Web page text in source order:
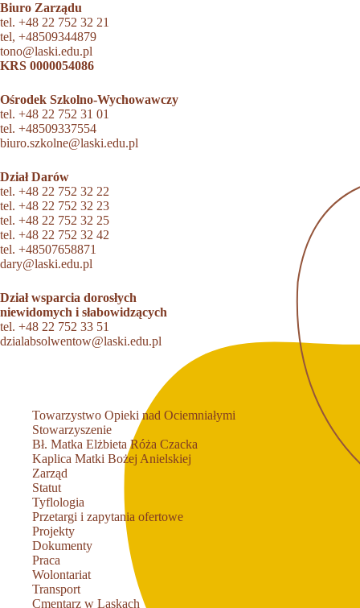
Biuro Zarządu
tel. +48 22 752 32 21
tel, +48509344879
tono@laski.edu.pl
KRS 0000054086
Ośrodek Szkolno-Wychowawczy
tel. +48 22 752 31 01
tel. +48509337554
biuro.szkolne@laski.edu.pl
Dział Darów
tel. +48 22 752 32 22
tel. +48 22 752 32 23
tel. +48 22 752 32 25
tel. +48 22 752 32 42
tel. +48507658871
dary@laski.edu.pl
Dział wsparcia dorosłych
niewidomych i słabowidzących
tel. +48 22 752 33 51
dzialabsolwentow@laski.edu.pl
Towarzystwo Opieki nad Ociemniałymi
Stowarzyszenie
Bł. Matka Elżbieta Róża Czacka
Kaplica Matki Bożej Anielskiej
Zarząd
Statut
Tyflologia
Przetargi i zapytania ofertowe
Projekty
Dokumenty
Praca
Wolontariat
Transport
Cmentarz w Laskach